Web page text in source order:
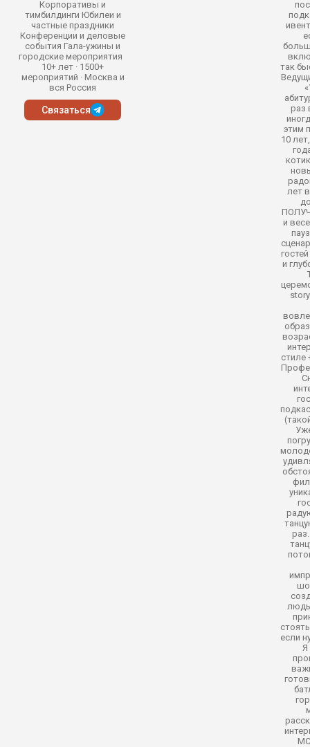
Корпоративы и
тимбилдинги Юбилеи и
частные праздники
Конференции и деловые
события Гала-ужины и
городские мероприятия
10+ лет · 1500+
мероприятий · Москва и
вся Россия
Связаться
так
раз
этим
10
лет
и
и
стиле
если
Я